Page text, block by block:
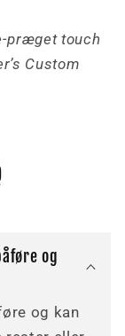
præget touch
Custom
og
og kan